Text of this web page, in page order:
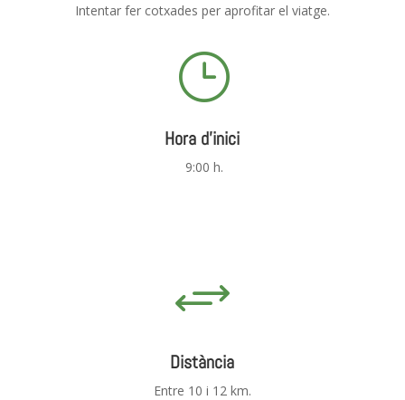
Intentar fer cotxades per aprofitar el viatge.
}
Hora d'inici
9:00 h.
+
Distància
Entre 10 i 12 km.